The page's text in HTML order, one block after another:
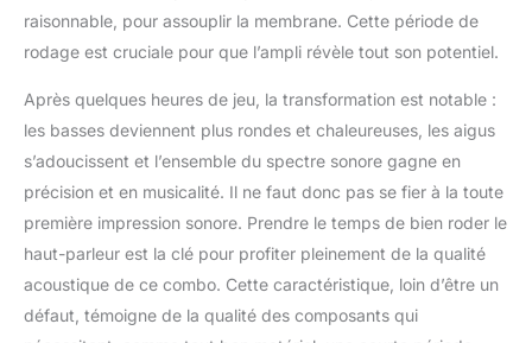
raisonnable, pour assouplir la membrane. Cette période de
rodage est cruciale pour que l’ampli révèle tout son potentiel.
Après quelques heures de jeu, la transformation est notable :
les basses deviennent plus rondes et chaleureuses, les aigus
s’adoucissent et l’ensemble du spectre sonore gagne en
précision et en musicalité. Il ne faut donc pas se fier à la toute
première impression sonore. Prendre le temps de bien roder le
haut-parleur est la clé pour profiter pleinement de la qualité
acoustique de ce combo. Cette caractéristique, loin d’être un
défaut, témoigne de la qualité des composants qui